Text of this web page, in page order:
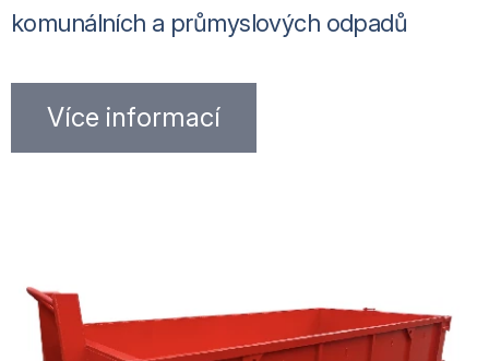
komunálních a průmyslových odpadů
Více informací